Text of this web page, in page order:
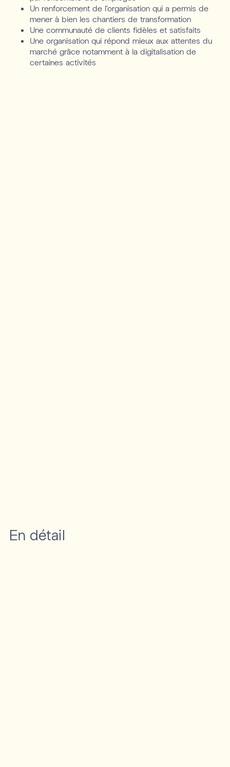
Un renforcement de l’organisation qui a permis de
mener à bien les chantiers de transformation
Une communauté de clients fidèles et satisfaits
Une organisation qui répond mieux aux attentes du
marché grâce notamment à la digitalisation de
certaines activités
En détail